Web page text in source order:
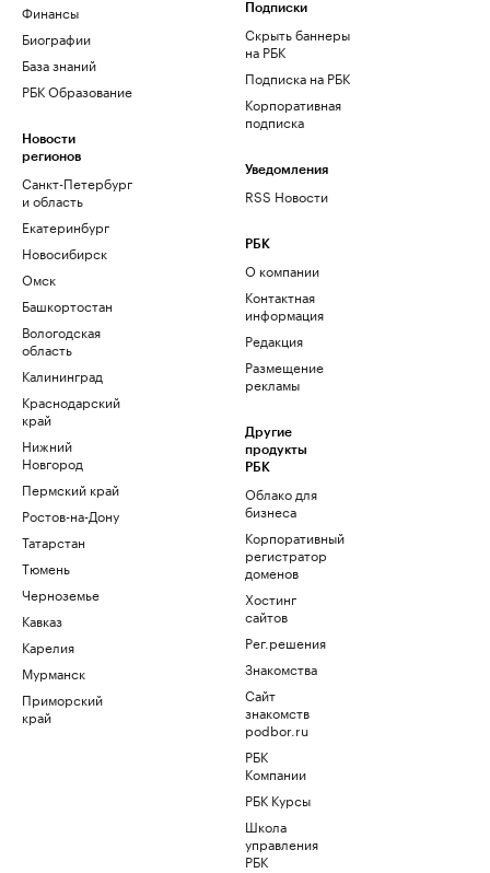
Финансы
Биографии
База знаний
РБК Образование
Новости
регионов
Санкт-Петербург
и область
Екатеринбург
Новосибирск
Омск
Башкортостан
Вологодская
область
Калининград
Краснодарский
край
Нижний
Новгород
Пермский край
Ростов-на-Дону
Татарстан
Тюмень
Черноземье
Кавказ
Карелия
Мурманск
Приморский
край
Подписки
Скрыть баннеры
на РБК
Подписка на РБК
Корпоративная
подписка
Уведомления
RSS Новости
РБК
О компании
Контактная
информация
Редакция
Размещение
рекламы
Другие
продукты
РБК
Облако для
бизнеса
Корпоративный
регистратор
доменов
Хостинг
сайтов
Рег.решения
Знакомства
Сайт
знакомств
podbor.ru
РБК
Компании
РБК Курсы
Школа
управления
РБК